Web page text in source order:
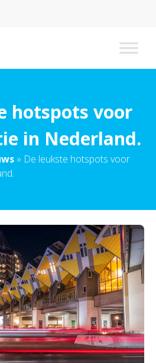
hotspots voor
in Nederland.
» De leukste hotspots voor